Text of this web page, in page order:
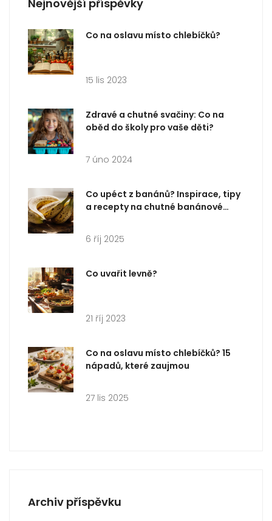
Nejnovější příspěvky
Co na oslavu místo chlebíčků?
15 lis 2023
Zdravé a chutné svačiny: Co na
oběd do školy pro vaše děti?
7 úno 2024
Co upéct z banánů? Inspirace, tipy
a recepty na chutné banánové
6 říj 2025
Co uvařit levně?
21 říj 2023
Co na oslavu místo chlebíčků? 15
nápadů, které zaujmou
27 lis 2025
Archiv příspěvku